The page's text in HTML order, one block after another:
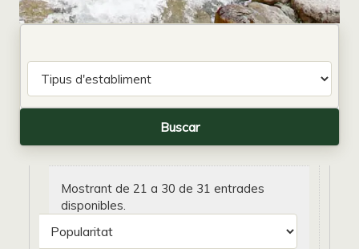
Mostrant de 21 a 30 de 31 entrades
disponibles.